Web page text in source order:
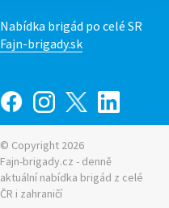
Nabídka brigád po celé SR
Fajn-brigady.sk
© Copyright 2026
Fajn-brigady.cz - denně
aktuální nabídka brigád z celé
ČR i zahraničí